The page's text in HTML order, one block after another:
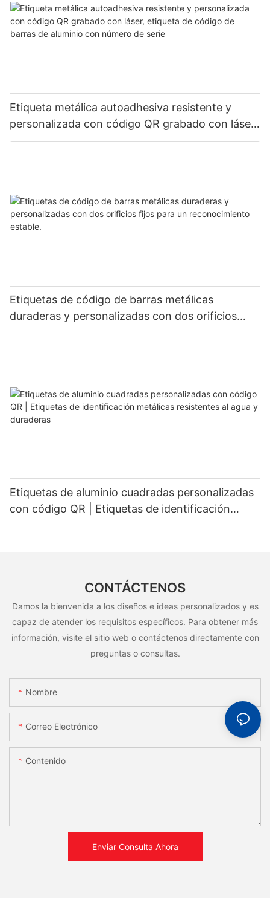
Etiqueta metálica autoadhesiva resistente y
personalizada con código QR grabado con láser,
etiqueta de código de barras de aluminio con
Etiquetas de código de barras metálicas
duraderas y personalizadas con dos orificios
fijos para un reconocimiento estable.
Etiquetas de aluminio cuadradas personalizadas
con código QR | Etiquetas de identificación
CONTÁCTENOS
Damos la bienvenida a los diseños e ideas personalizados y es
capaz de atender los requisitos específicos. Para obtener más
información, visite el sitio web o contáctenos directamente con
preguntas o consultas.
Nombre
Correo Electrónico
Contenido
Enviar Consulta Ahora